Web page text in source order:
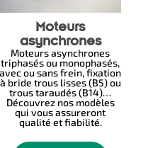
Moteurs
asynchrones
Moteurs asynchrones
triphasés ou monophasés,
avec ou sans frein, fixation
à bride trous lisses (B5) ou
trous taraudés (B14)…
Découvrez nos modèles
qui vous assureront
qualité et fiabilité.